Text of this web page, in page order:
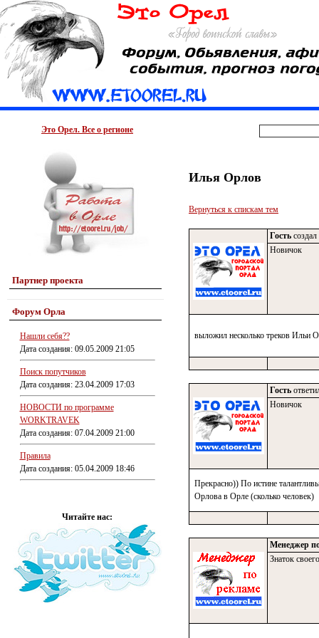
Это Орел. Все о регионе
Партнер проекта
Форум Орла
Нашли себя??
Дата создания: 09.05.2009 21:05
Поиск попутчиков
Дата создания: 23.04.2009 17:03
НОВОСТИ по программе
WORKTRAVEK
Дата создания: 07.04.2009 21:00
Правила
Дата создания: 05.04.2009 18:46
Читайте нас:
Илья Орлов
Вернуться к спискам тем
Гость
Новичок
выложил несколько треков Ильи
Гость
Новичок
Прекрасно)) По истине
Орлова в Орле (сколько человек)
Менеджер
Знаток